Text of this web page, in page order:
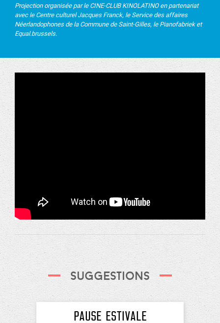
Projectionorganisée par le CINE-CLUB KINOLATINO en partenariat
avec le Centre culturel Jacques Franck, le Service des affaires
Néerlandophones de la Commune de Saint-Gilles, le Pianofabriek et
Equal.brussels.
Suggestions
PAUSE ESTIVALE